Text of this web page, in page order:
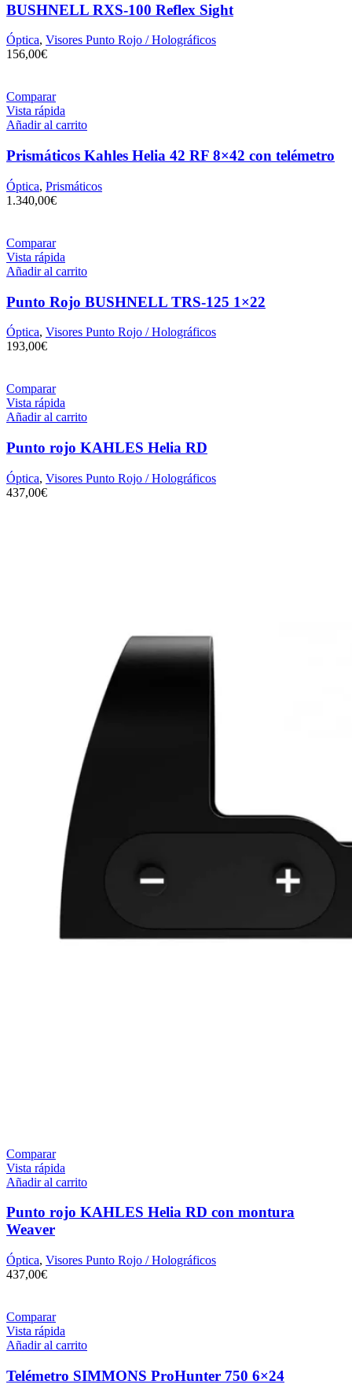
BUSHNELL RXS-100 Reflex Sight
Óptica, Visores Punto Rojo / Holográficos
156,00€
Comparar
Vista rápida
Añadir al carrito
Prismáticos Kahles Helia 42 RF 8×42 con telémetro
Óptica, Prismáticos
1.340,00€
Comparar
Vista rápida
Añadir al carrito
Punto Rojo BUSHNELL TRS-125 1×22
Óptica, Visores Punto Rojo / Holográficos
193,00€
Comparar
Vista rápida
Añadir al carrito
Punto rojo KAHLES Helia RD
Óptica, Visores Punto Rojo / Holográficos
437,00€
Comparar
Vista rápida
Añadir al carrito
Punto rojo KAHLES Helia RD con montura
Weaver
Óptica, Visores Punto Rojo / Holográficos
437,00€
Comparar
Vista rápida
Añadir al carrito
Telémetro SIMMONS ProHunter 750 6×24